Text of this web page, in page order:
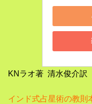
KNラオ著 清水俊介訳
インド式占星術の教則